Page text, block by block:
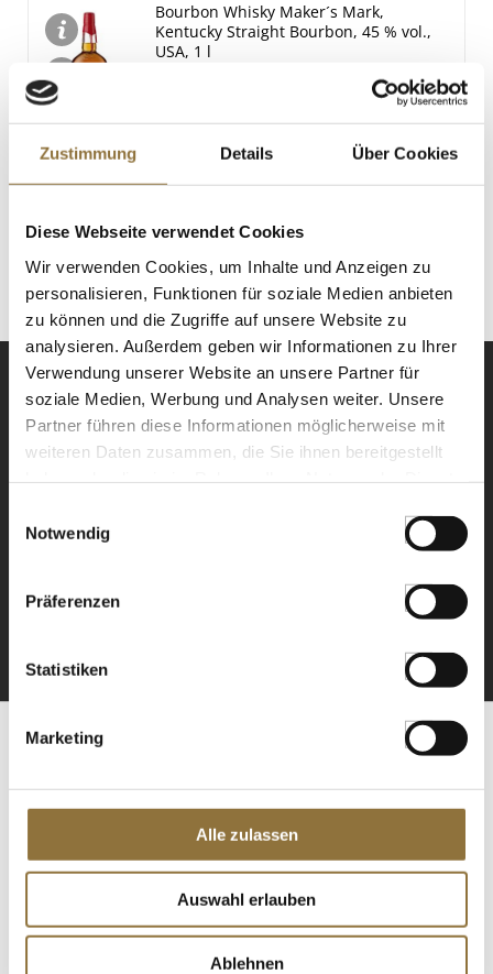
Zustimmung Details Über Cookies
Diese Webseite verwendet Cookies
Wir verwenden Cookies, um Inhalte und Anzeigen zu
personalisieren, Funktionen für soziale Medien anbieten
zu können und die Zugriffe auf unsere Website zu
analysieren. Außerdem geben wir Informationen zu Ihrer
Verwendung unserer Website an unsere Partner für
soziale Medien, Werbung und Analysen weiter. Unsere
Partner führen diese Informationen möglicherweise mit
weiteren Daten zusammen, die Sie ihnen bereitgestellt
Notwendig
Präferenzen
Statistiken
Marketing
Alle zulassen
Auswahl erlauben
Ablehnen
LEBENSMITTELKENNZEICHNUNGEN
Bourbon Whisky Maker´s Mark,
Kentucky Straight Bourbon, 45 % vol.,
USA, 1 l
NEWSLETTER